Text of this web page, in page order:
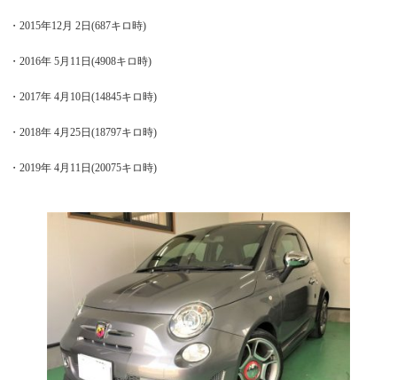
・2015年12月 2日(687キロ時)
・2016年 5月11日(4908キロ時)
・2017年 4月10日(14845キロ時)
・2018年 4月25日(18797キロ時)
・2019年 4月11日(20075キロ時)